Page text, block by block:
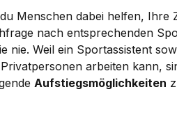
Menschen dabei helfen, Ihre
nach entsprechenden
nie. Weil ein Sportassistent
arbeiten kann,
Aufstiegsmöglichkeiten